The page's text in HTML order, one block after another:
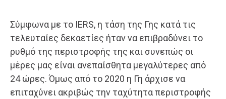
Σύμφωνα με το IERS, η τάση της Γης κατά τις
τελευταίες δεκαετίες ήταν να επιβραδύνει το
ρυθμό της περιστροφής της και συνεπώς οι
μέρες μας είναι ανεπαίσθητα μεγαλύτερες από
24 ώρες. Όμως από το 2020 η Γη άρχισε να
επιταχύνει ακριβώς την ταχύτητα περιστροφής